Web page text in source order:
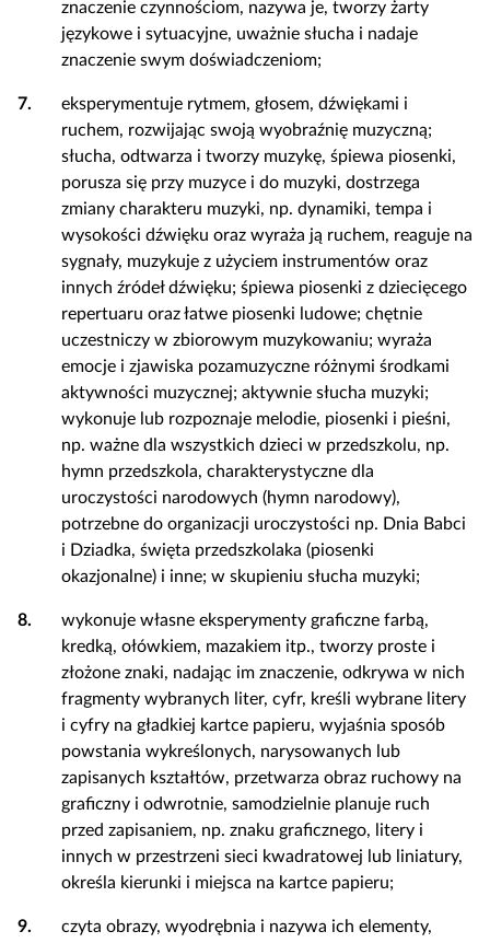
znaczenie czynnościom, nazywa je, tworzy żarty
językowe i sytuacyjne, uważnie słucha i nadaje
znaczenie swym doświadczeniom;
7.
eksperymentuje rytmem, głosem, dźwiękami i
ruchem, rozwijając swoją wyobraźnię muzyczną;
słucha, odtwarza i tworzy muzykę, śpiewa piosenki,
porusza się przy muzyce i do muzyki, dostrzega
zmiany charakteru muzyki, np. dynamiki, tempa i
wysokości dźwięku oraz wyraża ją ruchem, reaguje na
sygnały, muzykuje z użyciem instrumentów oraz
innych źródeł dźwięku; śpiewa piosenki z dziecięcego
repertuaru oraz łatwe piosenki ludowe; chętnie
uczestniczy w zbiorowym muzykowaniu; wyraża
emocje i zjawiska pozamuzyczne różnymi środkami
aktywności muzycznej; aktywnie słucha muzyki;
wykonuje lub rozpoznaje melodie, piosenki i pieśni,
np. ważne dla wszystkich dzieci w przedszkolu, np.
hymn przedszkola, charakterystyczne dla
uroczystości narodowych (hymn narodowy),
potrzebne do organizacji uroczystości np. Dnia Babci
i Dziadka, święta przedszkolaka (piosenki
okazjonalne) i inne; w skupieniu słucha muzyki;
8.
wykonuje własne eksperymenty graficzne farbą,
kredką, ołówkiem, mazakiem itp., tworzy proste i
złożone znaki, nadając im znaczenie, odkrywa w nich
fragmenty wybranych liter, cyfr, kreśli wybrane litery
i cyfry na gładkiej kartce papieru, wyjaśnia sposób
powstania wykreślonych, narysowanych lub
zapisanych kształtów, przetwarza obraz ruchowy na
graficzny i odwrotnie, samodzielnie planuje ruch
przed zapisaniem, np. znaku graficznego, litery i
innych w przestrzeni sieci kwadratowej lub liniatury,
określa kierunki i miejsca na kartce papieru;
9.
czyta obrazy, wyodrębnia i nazywa ich elementy,